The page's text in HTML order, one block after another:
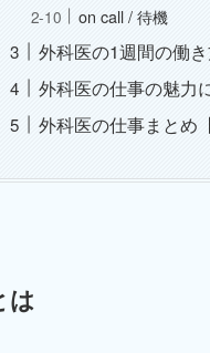
on call / 待機
外科医の1週間の働
外科医の仕事の魅力
外科医の仕事まとめ
は